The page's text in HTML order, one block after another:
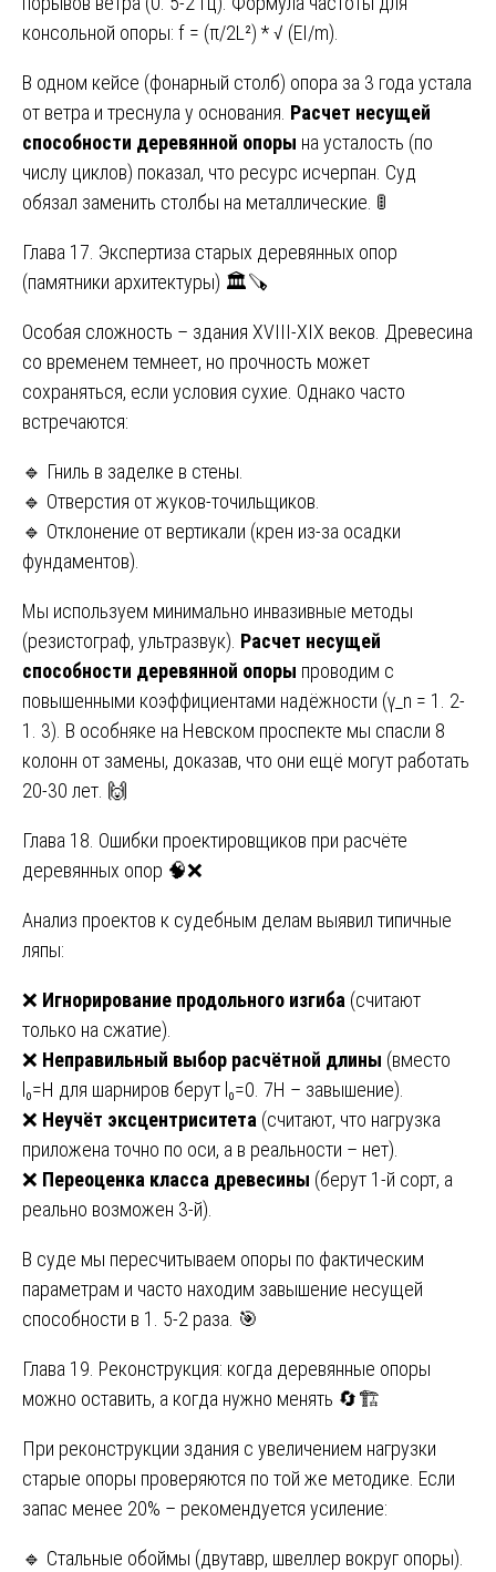
консольной опоры: f = (π/2L²) * √ (EI/m).
В одном кейсе (фонарный столб) опора за 3 года устала
от ветра и треснула у основания. Расчет несущей
способности деревянной опоры на усталость (по
числу циклов) показал, что ресурс исчерпан. Суд
обязал заменить столбы на металлические. 🚦
Глава 17. Экспертиза старых деревянных опор
(памятники архитектуры) 🏛️🪚
Особая сложность – здания XVIII-XIX веков. Древесина
со временем темнеет, но прочность может
сохраняться, если условия сухие. Однако часто
встречаются:
🔹 Гниль в заделке в стены.
🔹 Отверстия от жуков-точильщиков.
🔹 Отклонение от вертикали (крен из-за осадки
фундаментов).
Мы используем минимально инвазивные методы
(резистограф, ультразвук). Расчет несущей
способности деревянной опоры проводим с
повышенными коэффициентами надёжности (γ_n = 1. 2-
1. 3). В особняке на Невском проспекте мы спасли 8
колонн от замены, доказав, что они ещё могут работать
20-30 лет. 🙌
Глава 18. Ошибки проектировщиков при расчёте
деревянных опор 🧠❌
Анализ проектов к судебным делам выявил типичные
ляпы:
❌ Игнорирование продольного изгиба (считают
только на сжатие).
❌ Неправильный выбор расчётной длины (вместо
l₀=H для шарниров берут l₀=0. 7H – завышение).
❌ Неучёт эксцентриситета (считают, что нагрузка
приложена точно по оси, а в реальности – нет).
❌ Переоценка класса древесины (берут 1-й сорт, а
реально возможен 3-й).
В суде мы пересчитываем опоры по фактическим
параметрам и часто находим завышение несущей
способности в 1. 5-2 раза. 🎯
Глава 19. Реконструкция: когда деревянные опоры
можно оставить, а когда нужно менять 🔄🏗️
При реконструкции здания с увеличением нагрузки
старые опоры проверяются по той же методике. Если
запас менее 20% – рекомендуется усиление:
🔹 Стальные обоймы (двутавр, швеллер вокруг опоры).